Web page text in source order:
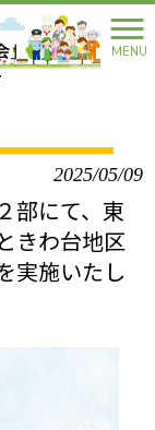
MENU
2025/05/09
部にて、東
きわ台地区
実施いたし